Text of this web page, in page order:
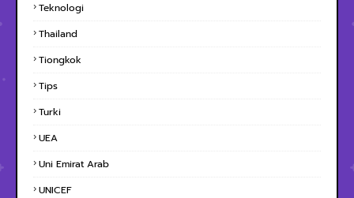
Teknologi
Thailand
Tiongkok
Tips
Turki
UEA
Uni Emirat Arab
UNICEF